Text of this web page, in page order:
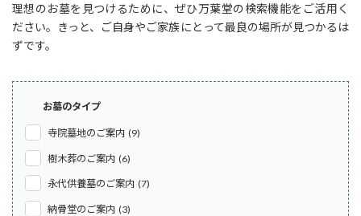
理想のお墓を見つけるために、ぜひ万葉堂の検索機能をご活用く
ださい。きっと、ご自身やご家族にとって最良の場所が見つかるは
ずです。
お墓のタイプ
寺院墓地のご案内 (9)
樹木葬のご案内 (6)
永代供養墓のご案内 (7)
納骨堂のご案内 (3)